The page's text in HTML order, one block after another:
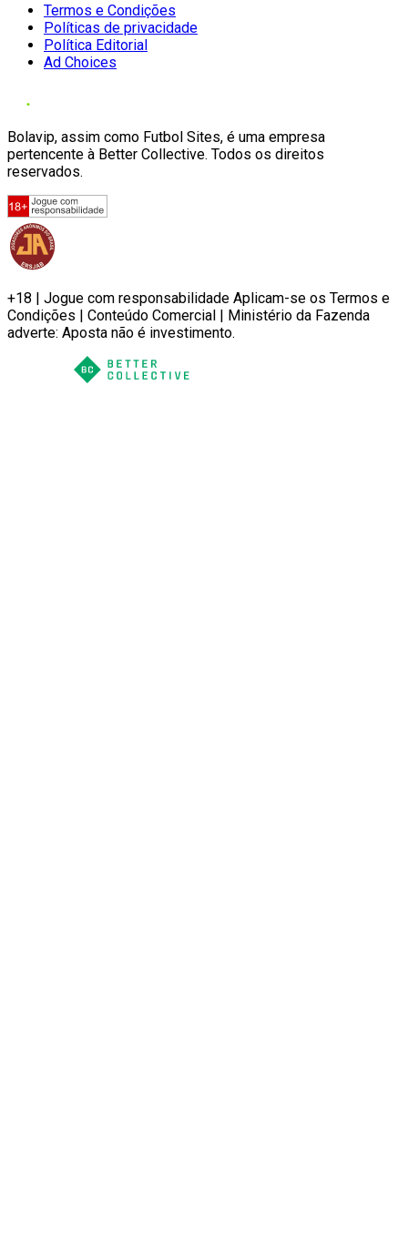
Termos e Condições
Políticas de privacidade
Política Editorial
Ad Choices
Bolavip, assim como Futbol Sites, é uma empresa
pertencente à Better Collective. Todos os direitos
reservados.
+18 | Jogue com responsabilidade Aplicam-se os Termos e
Condições | Conteúdo Comercial | Ministério da Fazenda
adverte: Aposta não é investimento.